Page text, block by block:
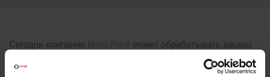
Сегодня компания Brico Privé может обрабатывать заказы
онлайн благодаря технологии, внедренной Pick To Light
Systems в процесс подготовки заказов фирмы.